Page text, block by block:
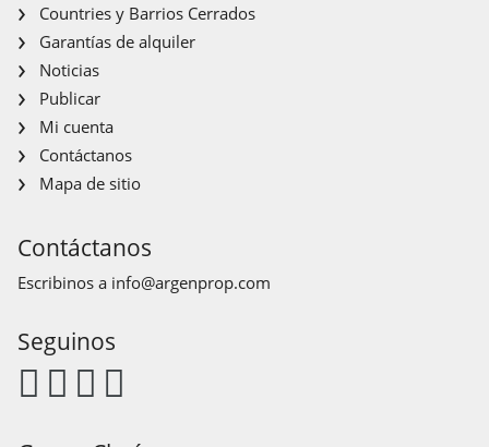
Countries y Barrios Cerrados
Garantías de alquiler
Noticias
Publicar
Mi cuenta
Contáctanos
Mapa de sitio
Contáctanos
Escribinos a info@argenprop.com
Seguinos